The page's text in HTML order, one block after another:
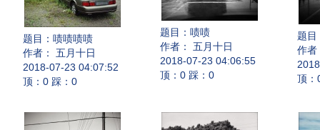
题目： 啧啧啧啧
作者： 五月十日
2018-07-23 04:07:52
顶：0 踩：0
题目： 啧啧
作者： 五月十日
2018-07-23 04:06:55
顶：0 踩：0
题目
作者
顶：